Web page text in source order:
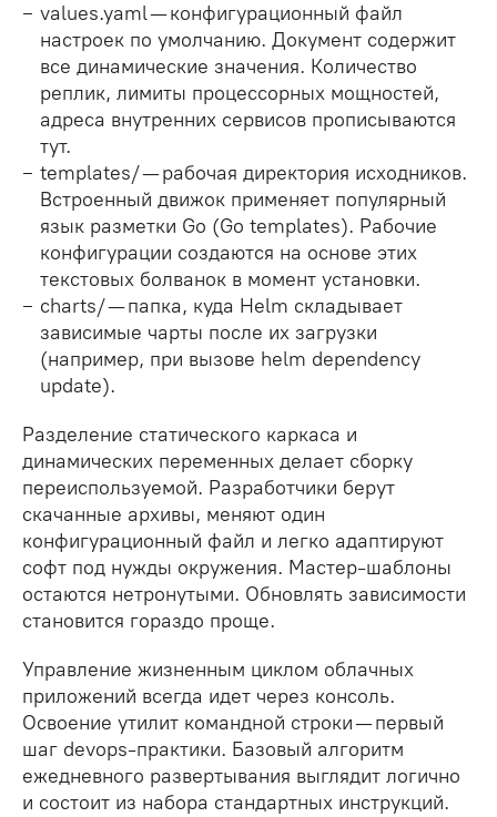
values.yaml — конфигурационный файл
настроек по умолчанию. Документ содержит
все динамические значения. Количество
реплик, лимиты процессорных мощностей,
адреса внутренних сервисов прописываются
тут.
templates/ — рабочая директория исходников.
Встроенный движок применяет популярный
язык разметки Go (Go templates). Рабочие
конфигурации создаются на основе этих
текстовых болванок в момент установки.
charts/ — папка, куда Helm складывает
зависимые чарты после их загрузки
(например, при вызове helm dependency
update).
Разделение статического каркаса и
динамических переменных делает сборку
переиспользуемой. Разработчики берут
скачанные архивы, меняют один
конфигурационный файл и легко адаптируют
софт под нужды окружения. Мастер-шаблоны
остаются нетронутыми. Обновлять зависимости
становится гораздо проще.
Управление жизненным циклом облачных
приложений всегда идет через консоль.
Освоение утилит командной строки — первый
шаг devops-практики. Базовый алгоритм
ежедневного развертывания выглядит логично
и состоит из набора стандартных инструкций.